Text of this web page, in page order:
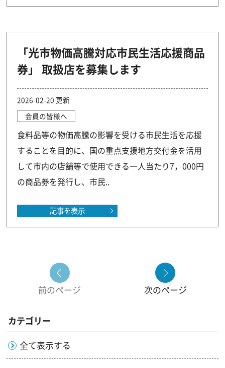
「光市物価高騰対応市民生活応援商品
券」 取扱店を募集します
2026-02-20 更新
会員の皆様へ
食料品等の物価高騰の影響を受ける市民生活を応援
することを目的に、国の重点支援地方交付金を活用
して市内の店舗等で使用できる一人当たり7，000円
の商品券を発行し、市民..
記事を表示
前のページ 次のページ
カテゴリー
全て表示する